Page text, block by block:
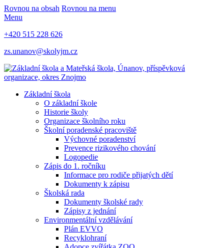
Rovnou na obsah Rovnou na menu
Menu
+420 515 228 626
zs.unanov@skolyjm.cz
Základní škola
O základní škole
Historie školy
Organizace školního roku
Školní poradenské pracoviště
Výchovné poradenství
Prevence rizikového chování
Logopedie
Zápis do 1. ročníku
Informace pro rodiče přijatých dětí
Dokumenty k zápisu
Školská rada
Dokumenty školské rady
Zápisy z jednání
Environmentální vzdělávání
Plán EVVO
Recyklohraní